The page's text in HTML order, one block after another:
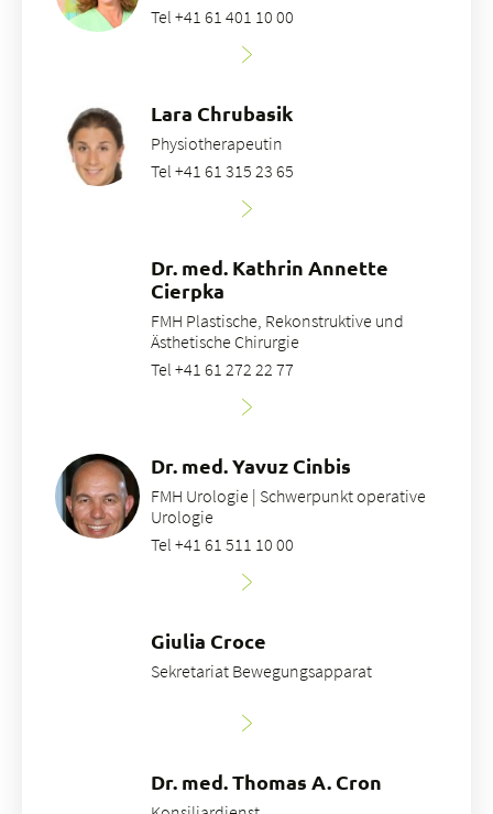
Tel +41 61 401 10 00
Lara Chrubasik
Physiotherapeutin
Tel +41 61 315 23 65
Dr. med. Kathrin Annette
Cierpka
FMH Plastische, Rekonstruktive und
Ästhetische Chirurgie
Tel +41 61 272 22 77
Dr. med. Yavuz Cinbis
FMH Urologie | Schwerpunkt operative
Urologie
Tel +41 61 511 10 00
Giulia Croce
Sekretariat Bewegungsapparat
Dr. med. Thomas A. Cron